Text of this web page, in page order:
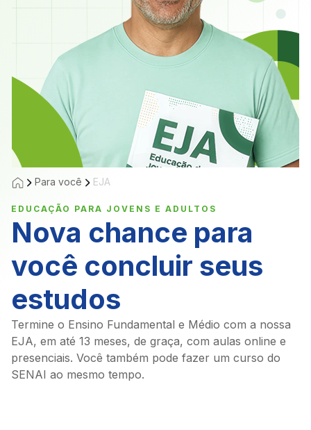
Para você EJA
EDUCAÇÃO PARA JOVENS E ADULTOS
Nova chance para
você concluir seus
estudos
Termine o Ensino Fundamental e Médio com a nossa
EJA, em até 13 meses, de graça, com aulas online e
presenciais. Você também pode fazer um curso do
SENAI ao mesmo tempo.